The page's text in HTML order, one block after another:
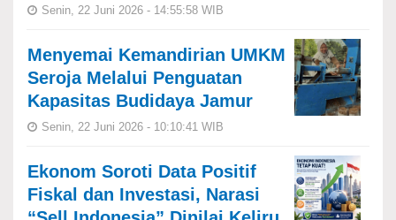
Senin, 22 Juni 2026 - 14:55:58 WIB
Menyemai Kemandirian UMKM
Seroja Melalui Penguatan
Kapasitas Budidaya Jamur
Senin, 22 Juni 2026 - 10:10:41 WIB
Ekonom Soroti Data Positif
Fiskal dan Investasi, Narasi